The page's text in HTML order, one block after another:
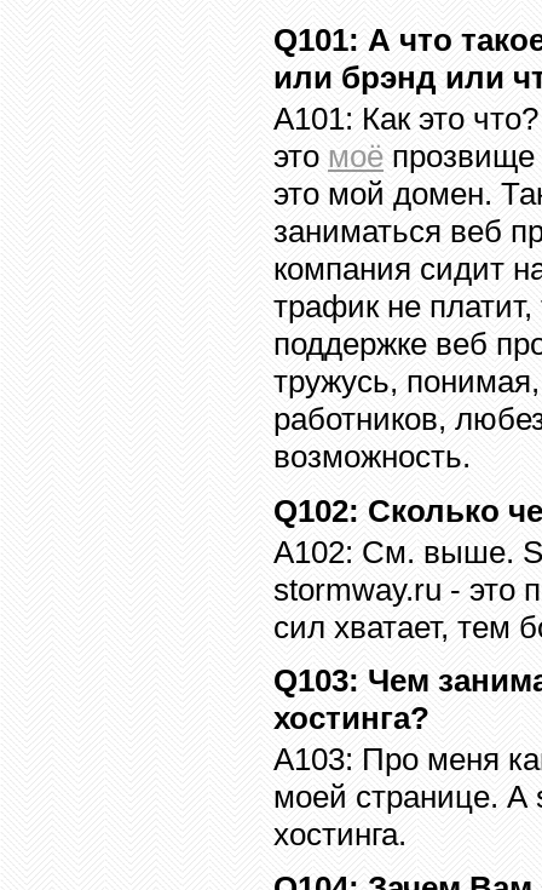
Q101: А что
или брэнд или
A101: Как это
это моё
это мой домен.
заниматься веб
компания сидит
трафик не
поддержке веб
тружусь,
работников,
возможность.
Q102: Сколько
A102: См. выше.
stormway.ru - это
сил хватает, тем
Q103: Чем
хостинга?
A103: Про меня
моей странице. А
хостинга.